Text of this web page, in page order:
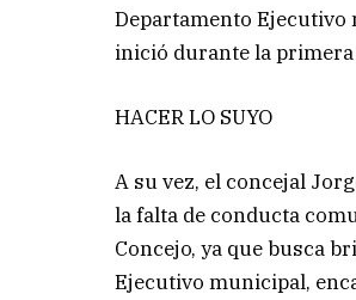
Departamento
inició durante la
HACER LO SUYO
A su vez, el concejal
la falta de conducta
Concejo, ya que busca
Ejecutivo municipal,